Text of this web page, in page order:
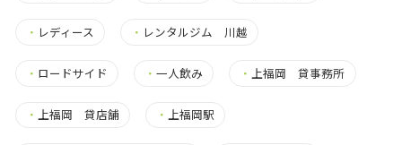
・ レディース ・ レンタルジム 川越
・ ロードサイド ・一人飲み ・上福岡 貸事務所
・ 上福岡 貸店舗 ・上福岡駅